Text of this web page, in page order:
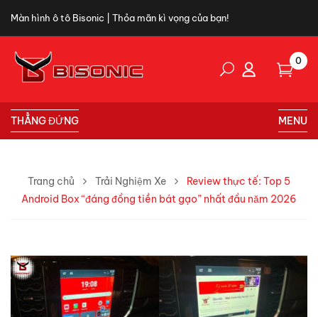
Màn hình ô tô Bisonic | Thỏa mãn kì vọng của bạn!
0
THẲNG ĐỨNG MENU
Trang chủ Trải Nghiệm Xe
Review thực tế: Top 5
Android Box “đáng đồng tiền bát gạo” nhất đầu năm 2026